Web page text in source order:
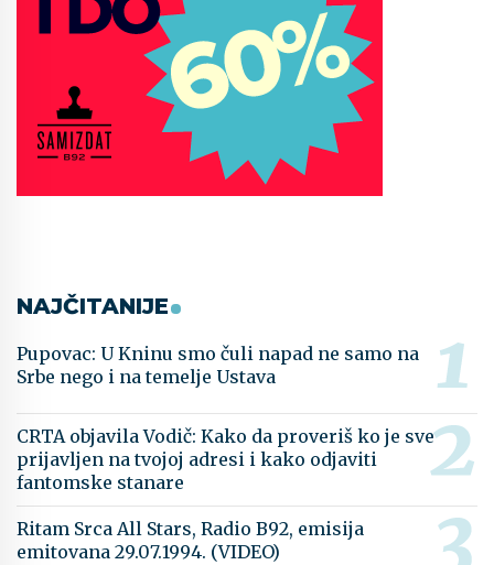
NAJČITANIJE
Pupovac: U Kninu smo čuli napad ne samo na
Srbe nego i na temelje Ustava
CRTA objavila Vodič: Kako da proveriš ko je sve
prijavljen na tvojoj adresi i kako odjaviti
fantomske stanare
Ritam Srca All Stars, Radio B92, emisija
emitovana 29.07.1994. (VIDEO)